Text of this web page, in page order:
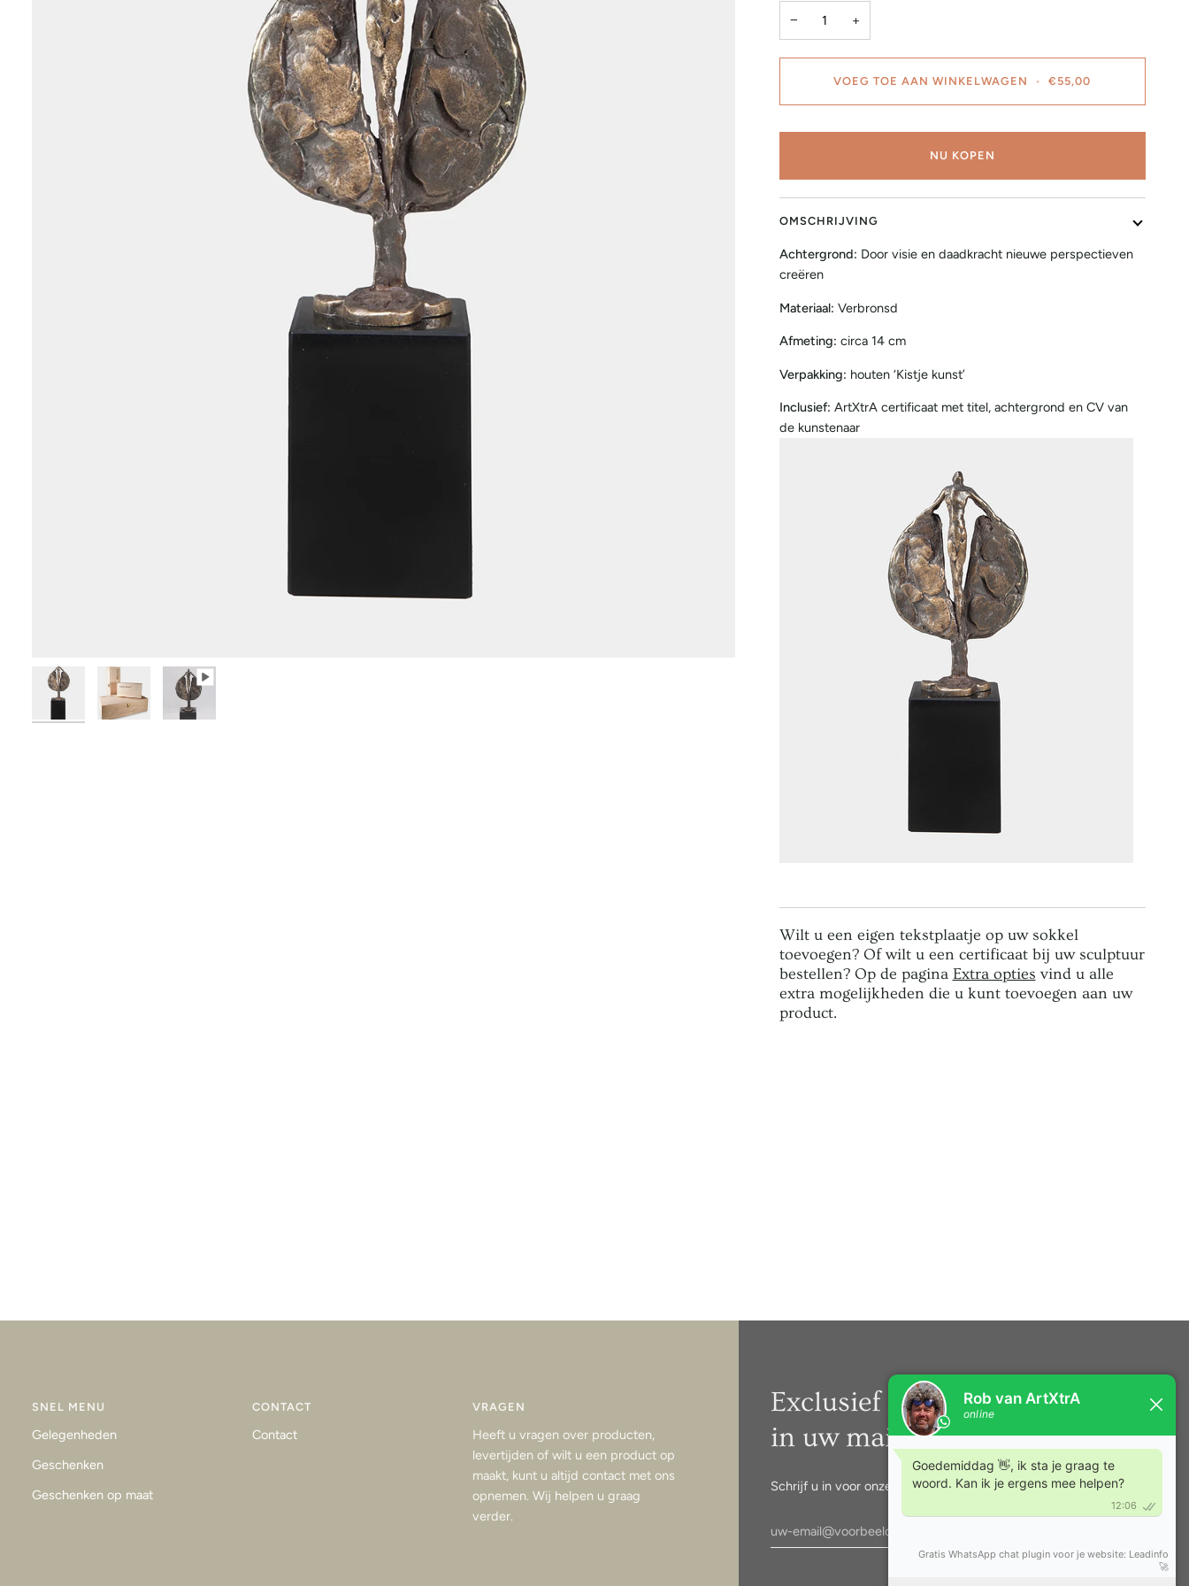
− +
VOEG TOE AAN WINKELWAGEN • €55,00
NU KOPEN
OMSCHRIJVING
Achtergrond: Door visie en daadkracht nieuwe perspectieven
creëren
Materiaal: Verbronsd
Afmeting: circa 14 cm
Verpakking: houten ‘Kistje kunst’
Inclusief: ArtXtrA certificaat met titel, achtergrond en CV van
de kunstenaar
Wilt u een eigen tekstplaatje op uw sokkel
toevoegen? Of wilt u een certificaat bij uw sculptuur
bestellen? Op de pagina Extra opties vind u alle
extra mogelijkheden die u kunt toevoegen aan uw
product.
Exclusief nieuws rechtstreeks
in uw mail.
Schrijf u in voor onze nieuwsbrief.
SNEL MENU
Gelegenheden
Geschenken
Geschenken op maat
CONTACT
Contact
VRAGEN
Heeft u vragen over producten,
levertijden of wilt u een product op
maakt, kunt u altijd contact met ons
opnemen. Wij helpen u graag
verder.